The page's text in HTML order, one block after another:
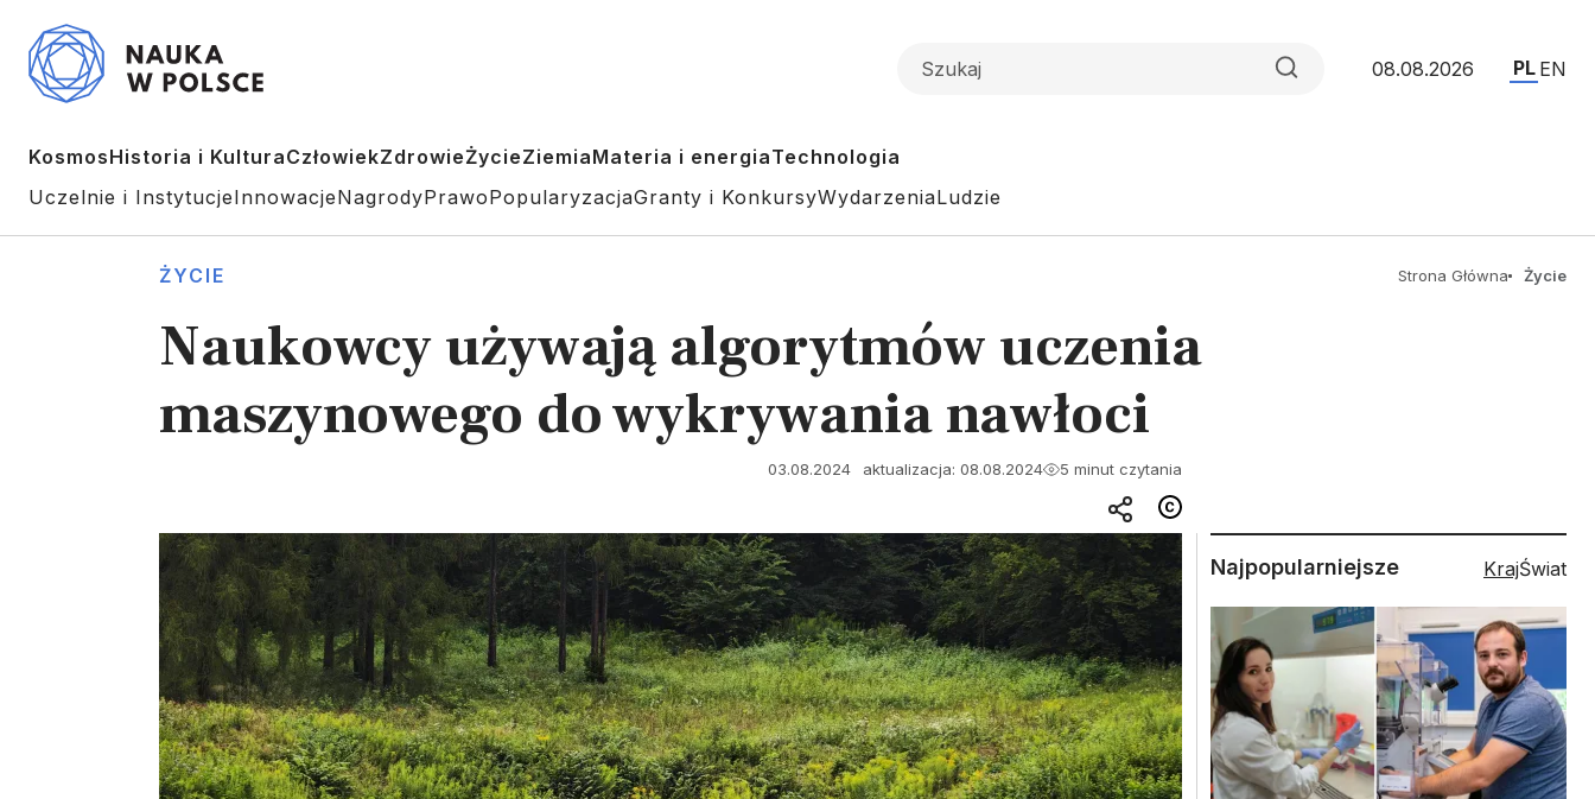
08.08.2026 PL EN
KosmosHistoria i KulturaCzłowiekZdrowieŻycieZiemiaMateria i energiaTechnologia
Uczelnie i InstytucjeInnowacjeNagrodyPrawoPopularyzacjaGranty i KonkursyWydarzeniaLudzie
ŻYCIE Strona Główna Życie
Naukowcy używają algorytmów uczenia
maszynowego do wykrywania nawłoci
03.08.2024 aktualizacja: 08.08.2024 5 minut czytania
Najpopularniejsze KrajŚwiat